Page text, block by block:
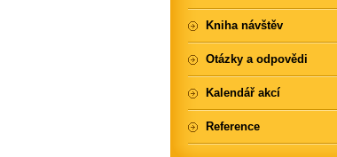
Kniha návštěv
Otázky a odpovědi
Kalendář akcí
Reference